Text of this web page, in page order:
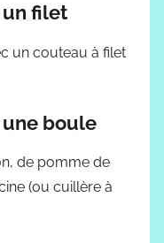
filet
un couteau à filet
boule
de pomme de
(ou cuillère à